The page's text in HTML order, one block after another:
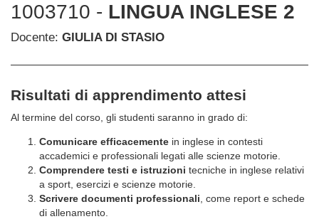
1003710 - LINGUA INGLESE 2
Docente: GIULIA DI STASIO
Risultati di apprendimento attesi
Al termine del corso, gli studenti saranno in grado di:
Comunicare efficacemente in inglese in contesti
accademici e professionali legati alle scienze motorie.
Comprendere testi e istruzioni tecniche in inglese relativi
a sport, esercizi e scienze motorie.
Scrivere documenti professionali , come report e schede
di allenamento.